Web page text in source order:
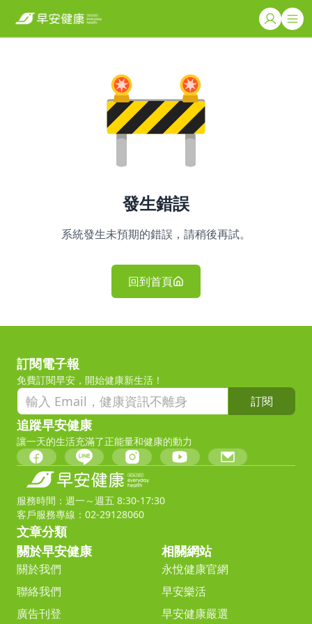
發生錯誤
系統發生未預期的錯誤，請稍後再試。
回到首頁
訂閱電子報
免費訂閱早安，開始健康新生活！
訂閱
追蹤早安健康
讓一天的生活充滿了正能量和健康的動力
服務時間：週一～週五 8:30-17:30
客戶服務專線：02-29128060
文章分類
關於早安健康
關於我們
聯絡我們
廣告刊登
相關網站
永悅健康官網
早安樂活
早安健康嚴選